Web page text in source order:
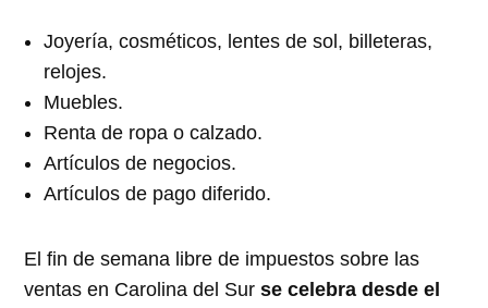
Joyería, cosméticos, lentes de sol, billeteras,
relojes.
Muebles.
Renta de ropa o calzado.
Artículos de negocios.
Artículos de pago diferido.
El fin de semana libre de impuestos sobre las
ventas en Carolina del Sur se celebra desde el